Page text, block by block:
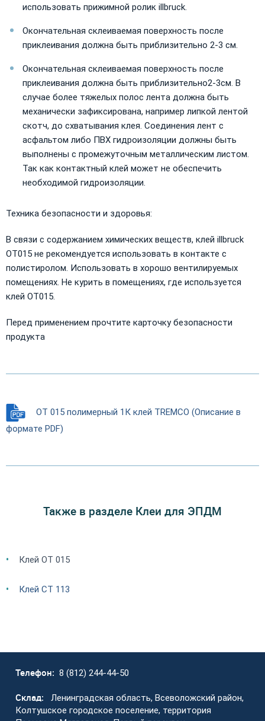
использовать прижимной ролик illbruck.
Окончательная склеиваемая поверхность после
приклеивания должна быть приблизительно 2-3 см.
Окончательная склеиваемая поверхность после
приклеивания должна быть приблизительно2-3см. В
случае более тяжелых полос лента должна быть
механически зафиксирована, например липкой лентой
скотч, до схватывания клея. Соединения лент с
асфальтом либо ПВХ гидроизоляции должны быть
выполнены с промежуточным металлическим листом.
Так как контактный клей может не обеспечить
необходимой гидроизоляции.
Техника безопасности и здоровья:
В связи с содержанием химических веществ, клей illbruck
OT015 не рекомендуется использовать в контакте с
полистиролом. Использовать в хорошо вентилируемых
помещениях. Не курить в помещениях, где используется
клей OT015.
Перед применением прочтите карточку безопасности
продукта
OT 015 полимерный 1К клей TREMCO (Описание в
формате PDF)
Также в разделе Клеи для ЭПДМ
Клей OT 015
Клей CT 113
Телефон: 8 (812) 244-44-50
Склад:
Ленинградская область, Всеволожский район,
Колтушское городское поселение, территория